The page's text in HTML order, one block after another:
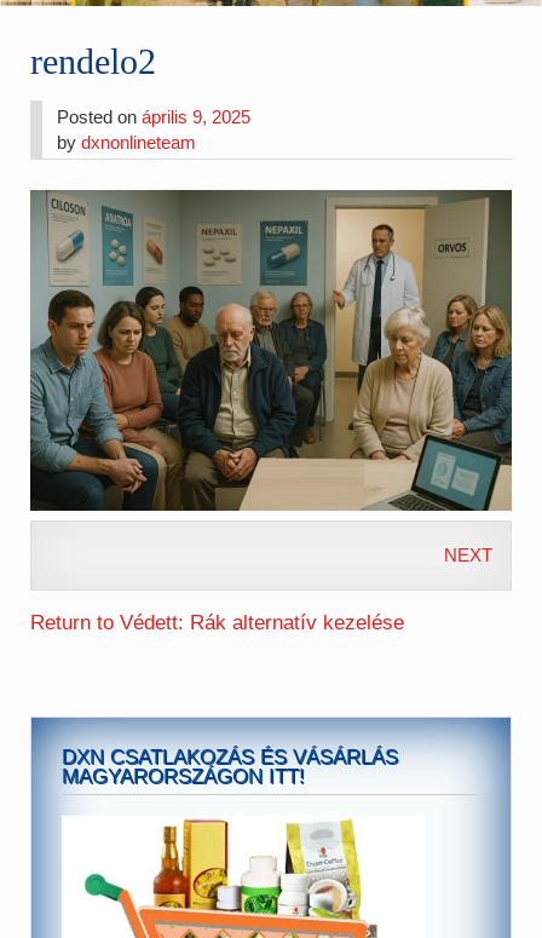
rendelo2
Posted onáprilis 9, 2025
bydxnonlineteam
NEXT
Return to Védett: Rák alternatív kezelése
DXN CSATLAKOZÁS ÉS VÁSÁRLÁS
MAGYARORSZÁGON ITT!